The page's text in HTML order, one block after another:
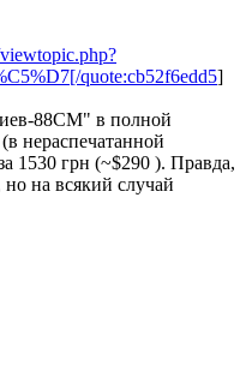
quote:cb52f6edd5]
88СМ" в полной
нераспечатанной
1530 грн (~$290 ). Правда,
на всякий случай